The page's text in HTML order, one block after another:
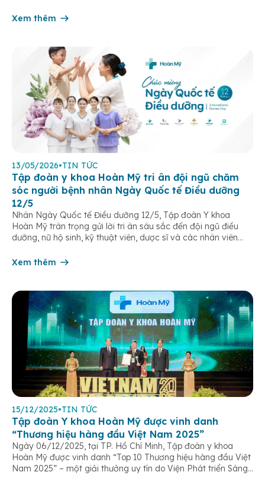
Xem thêm
13/05/2026•TIN TỨC
Tập đoàn y khoa Hoàn Mỹ tri ân đội ngũ chăm
sóc người bệnh nhân Ngày Quốc tế Điều dưỡng
12/5
Nhân Ngày Quốc tế Điều dưỡng 12/5, Tập đoàn Y khoa
Hoàn Mỹ trân trọng gửi lời tri ân sâu sắc đến đội ngũ điều
dưỡng, nữ hộ sinh, kỹ thuật viên, dược sĩ và các nhân viên
âm thầm đồng hành trên […]
Xem thêm
15/12/2025•TIN TỨC
Tập đoàn Y khoa Hoàn Mỹ được vinh danh
“Thương hiệu hàng đầu Việt Nam 2025”
Ngày 06/12/2025, tại TP. Hồ Chí Minh, Tập đoàn y khoa
Hoàn Mỹ được vinh danh “Top 10 Thương hiệu hàng đầu Việt
Nam 2025” – một giải thưởng uy tín do Viện Phát triển Sáng